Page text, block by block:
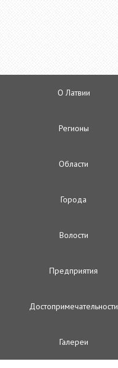
О Латвии
Регионы
Oбласти
Городa
Волости
Предприятия
Достопримечательности
Галереи